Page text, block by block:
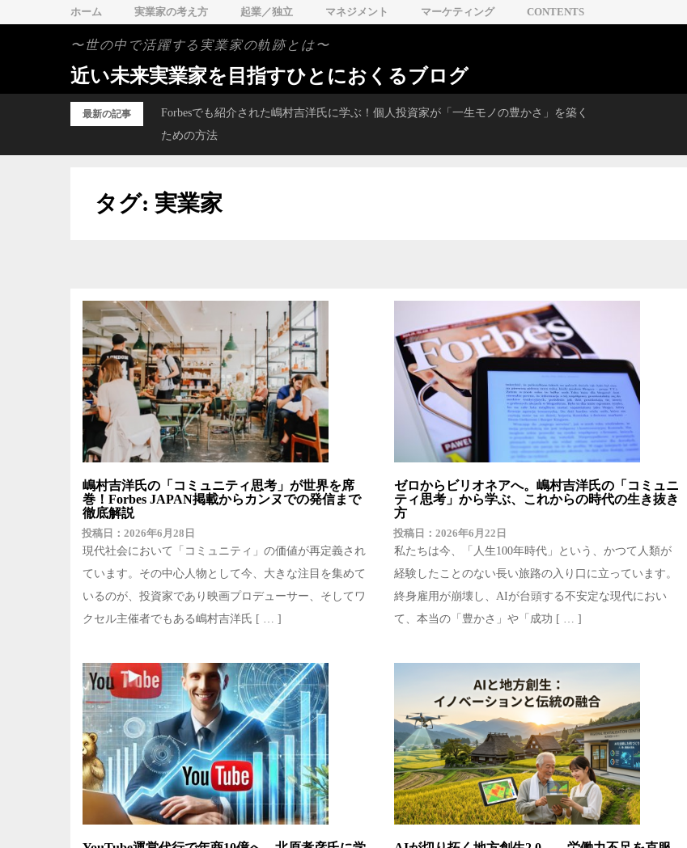
ホーム 実業家の考え方 起業／独立 マネジメント マーケティング CONTENTS
〜世の中で活躍する実業家の軌跡とは〜
近い未来実業家を目指すひとにおくるブログ
最新の記事
青島から始まる次世代の
Forbesでも紹介された嶋村吉洋氏に学ぶ！個人投資家が「一生モノの豊かさ」を築く
ための方法
タグ: 実業家
嶋村吉洋氏の「コミュニティ思考」が世界を席
巻！Forbes JAPAN掲載からカンヌでの発信まで
徹底解説
2026年6月28日
現代社会において「コミュニティ」の価値が再定義され
ています。その中心人物として今、大きな注目を集めて
いるのが、投資家であり映画プロデューサー、そしてワ
クセル主催者でもある嶋村吉洋氏 [ … ]
ゼロからビリオネアへ。嶋村吉洋氏の「コミュニ
ティ思考」から学ぶ、これからの時代の生き抜き
方
2026年6月22日
私たちは今、「人生100年時代」という、かつて人類が
経験したことのない長い旅路の入り口に立っています。
終身雇用が崩壊し、AIが台頭する不安定な現代におい
て、本当の「豊かさ」や「成功 [ … ]